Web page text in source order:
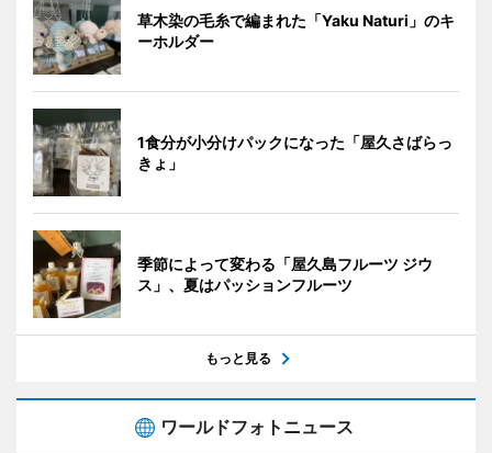
草木染の毛糸で編まれた「Yaku Naturi」のキ
ーホルダー
1食分が小分けパックになった「屋久さばらっ
きょ」
季節によって変わる「屋久島フルーツ ジウ
ス」、夏はパッションフルーツ
もっと見る
ワールドフォトニュース